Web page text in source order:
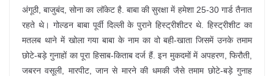
अंगूठी, बाजुबंद, सोना का लॉकेट है. बाबा की सुरक्षा में हमेशा 25-30 गार्ड तैनात
रहते थे। गोल्डन बाबा पूर्वी दिल्ली के पुराने हिस्ट्रीशीटर थे. हिस्ट्रीशीट का
मतलब थाने में खोला गया बाबा के नाम का वो बही-खाता जिसमें उनके तमाम
छोटे-बड़े गुनाहों का पूरा हिसाब-किताब दर्ज हैं. इन मुकदमों में अपहरण, फिरौती,
जबरन वसूली, मारपीट, जान से मारने की धमकी जैसे तमाम छोटे-बड़े गुनाह